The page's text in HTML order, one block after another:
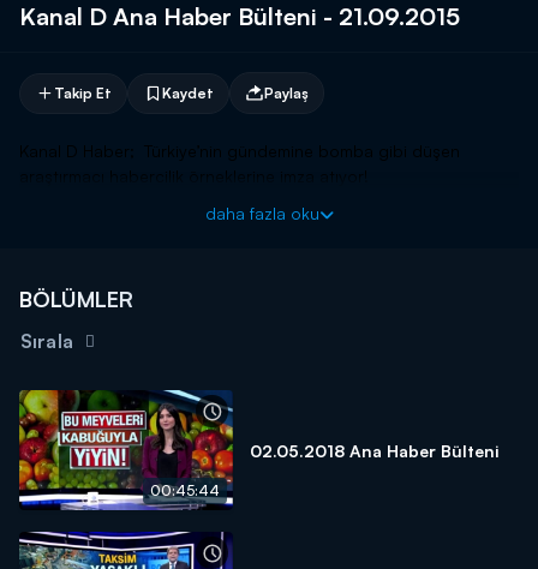
Kanal D Ana Haber Bülteni - 21.09.2015
Takip Et Kaydet Paylaş
Kanal D Haber; Türkiye’nin gündemine bomba gibi düşen
araştırmacı habercilik örneklerine imza atıyor!
daha fazla oku
BÖLÜMLER
Sırala
00:45:44
02.05.2018 Ana Haber Bülteni